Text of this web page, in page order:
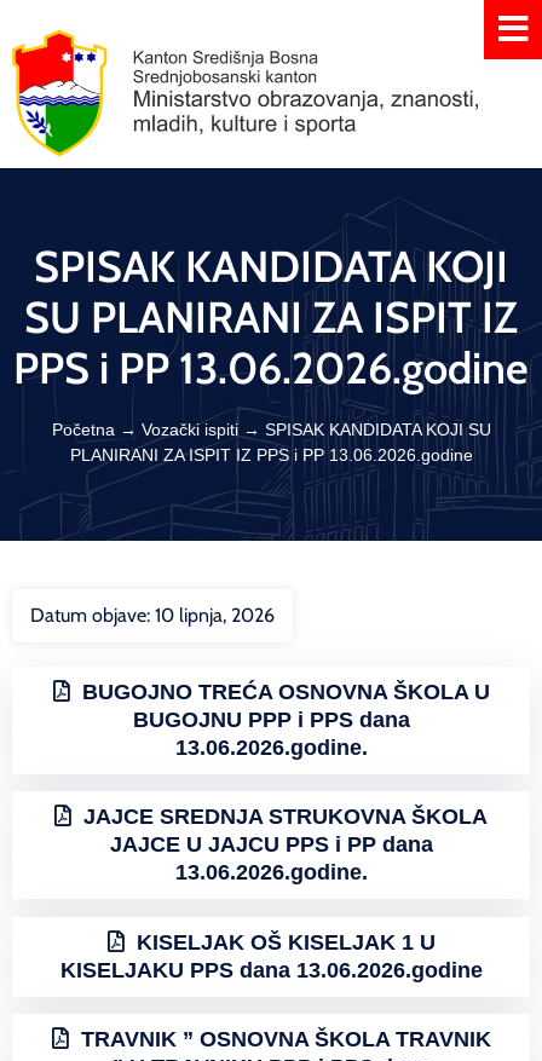
SPISAK KANDIDATA KOJI
SU PLANIRANI ZA ISPIT IZ
PPS i PP 13.06.2026.godine
Početna → Vozački ispiti→ SPISAK KANDIDATA KOJI SU
PLANIRANI ZA ISPIT IZ PPS i PP 13.06.2026.godine
Datum objave: 10 lipnja, 2026
BUGOJNO TREĆA OSNOVNA ŠKOLA U
BUGOJNU PPP i PPS dana
13.06.2026.godine.
JAJCE SREDNJA STRUKOVNA ŠKOLA
JAJCE U JAJCU PPS i PP dana
13.06.2026.godine.
KISELJAK OŠ KISELJAK 1 U
KISELJAKU PPS dana 13.06.2026.godine
TRAVNIK ” OSNOVNA ŠKOLA TRAVNIK